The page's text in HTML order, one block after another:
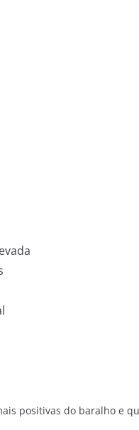
positivas do baralho e